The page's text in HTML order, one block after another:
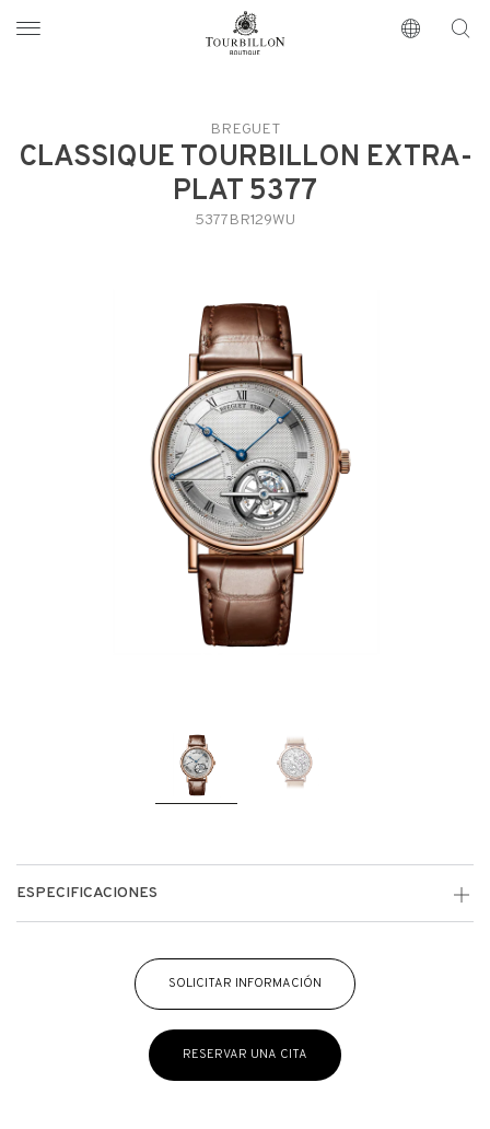
https://www.tourbillon.com/es
BREGUET
CLASSIQUE TOURBILLON EXTRA-
PLAT 5377
5377BR129WU
ESPECIFICACIONES
SOLICITAR INFORMACIÓN
RESERVAR UNA CITA